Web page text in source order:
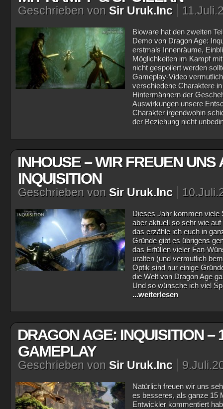
Geschrieben von Sir Uruk.Inc
Bioware hat den zweiten
Demo von Dragon Age:
erstmals Innenräume,
Möglichkeiten im Kampf
nicht gespoilert werden
Gameplay-Video
verschiedene Charaktere
Hintermännern der
Auswirkungen unsere
Charakter irgendwohin
der Beziehung nicht
INHOUSE – WIR FREUEN
INQUISITION
Geschrieben von Sir Uruk.Inc
Dieses Jahr kommen viele
aber aktuell so sehr wie
das erzähle ich euch in
Gründe gibt es übrigens
das Erfüllen vieler Fan-
uralten (und vermutlich
Optik sind nur einige
die Welt von Dragon Age
Und so wünsche ich viel
...weiterlesen
DRAGON AGE: INQUISITION –
GAMEPLAY
Geschrieben von Sir Uruk.Inc
Natürlich freuen wir uns
es besseres, als ganze 15
Entwickler kommentiert